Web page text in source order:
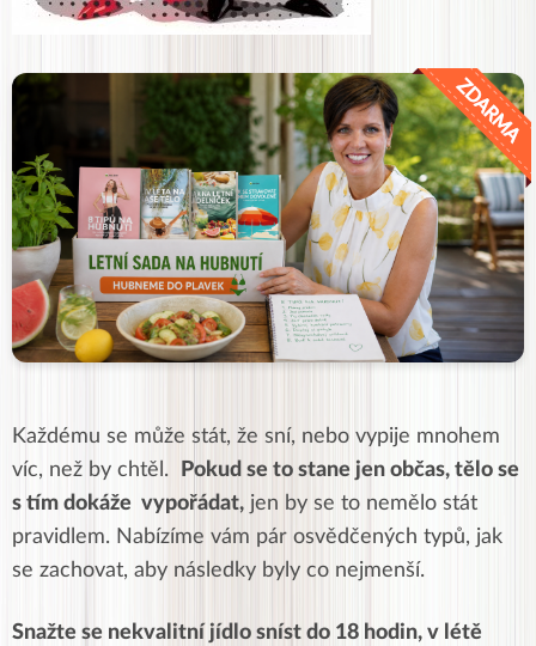
Každému se může stát, že sní, nebo vypije mnohem
víc, než by chtěl.
Pokud se to stane jen občas, tělo se
s tím dokáže vypořádat, jen by se to nemělo stát
pravidlem. Nabízíme vám pár osvědčených typů, jak
se zachovat, aby následky byly co nejmenší.
Snažte se nekvalitní jídlo sníst do 18 hodin, v létě